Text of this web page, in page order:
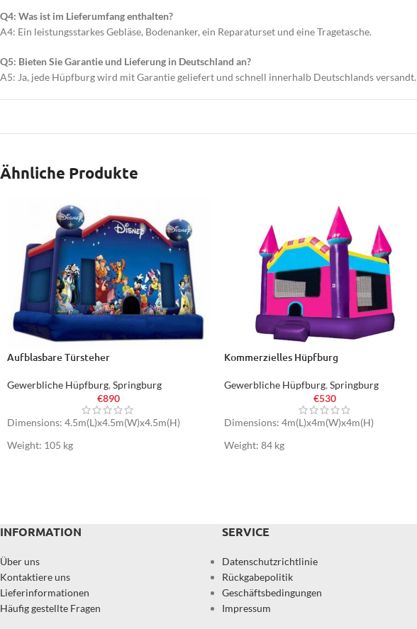
Q4: Was ist im Lieferumfang enthalten?
A4: Ein leistungsstarkes Gebläse, Bodenanker, ein Reparaturset und eine Tragetasche.
Q5: Bieten Sie Garantie und Lieferung in Deutschland an?
A5: Ja, jede Hüpfburg wird mit Garantie geliefert und schnell innerhalb Deutschlands versandt.
Ähnliche Produkte
Aufblasbare Türsteher
Gewerbliche Hüpfburg, Springburg
€890
Dimensions: 4.5m(L)x4.5m(W)x4.5m(H)
Weight: 105 kg
Kommerzielles Hüpfburg
Gewerbliche Hüpfburg, Springburg
€530
Dimensions: 4m(L)x4m(W)x4m(H)
Weight: 84 kg
INFORMATION
Über uns
Kontaktiere uns
Lieferinformationen
Häufig gestellte Fragen
SERVICE
Datenschutzrichtlinie
Rückgabepolitik
Geschäftsbedingungen
Impressum